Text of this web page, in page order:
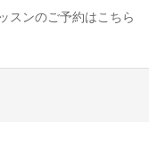
スンのご予約はこちら